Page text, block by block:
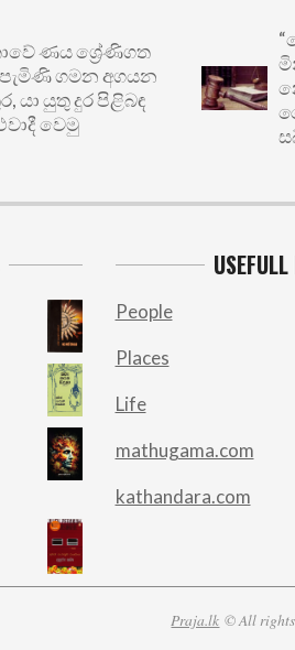
ණය ශ්‍රේණිගත
ගමන අගයන
යුතු දුර පිළිබඳ
වෙමු
People
Places
Life
mathugama.com
kathandara.com
Praja.lk © All rights